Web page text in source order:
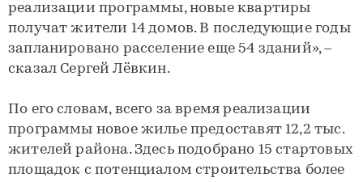
реализации программы, новые квартиры
получат жители 14 домов. В последующие годы
запланировано расселение еще 54 зданий», –
сказал Сергей Лёвкин.
По его словам, всего за время реализации
программы новое жилье предоставят 12,2 тыс.
жителей района. Здесь подобрано 15 стартовых
площадок с потенциалом строительства более